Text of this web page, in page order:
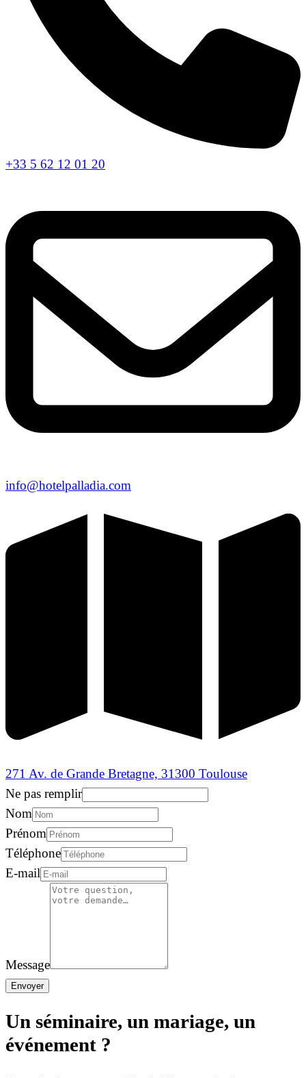
+33 5 62 12 01 20
info@hotelpalladia.com
271 Av. de Grande Bretagne, 31300 Toulouse
Ne pas remplir
Nom
Prénom
Téléphone
E-mail
Message
Envoyer
Un séminaire, un mariage, un
événement ?